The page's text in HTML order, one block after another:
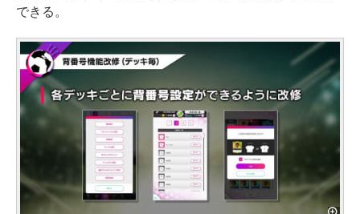
できる。